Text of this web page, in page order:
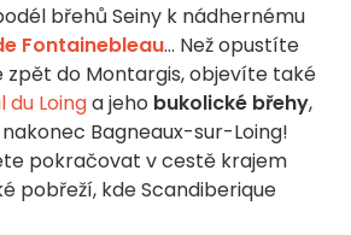
břehů Seiny k nádhernému
Fontainebleau... Než opustíte
zpět do Montargis, objevíte také
du Loinga jeho bukolické břehy,
Bagneaux-sur-Loing!
pokračovat v cestě krajem
pobřeží, kde Scandiberique